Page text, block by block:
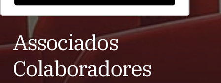
Associados
Colaboradores